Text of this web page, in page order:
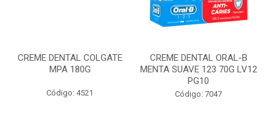
CREME DENTAL COLGATE
MPA 180G
Código: 4521
CREME DENTAL ORAL-B
MENTA SUAVE 123 70G LV12
PG10
Código: 7047